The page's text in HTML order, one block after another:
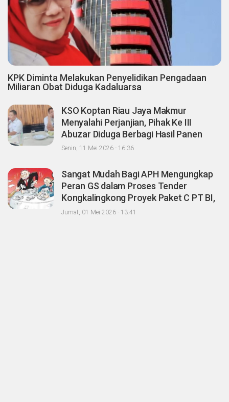
KPK Diminta Melakukan Penyelidikan Pengadaan
Miliaran Obat Diduga Kadaluarsa
KSO Koptan Riau Jaya Makmur
Menyalahi Perjanjian, Pihak Ke III
Abuzar Diduga Berbagi Hasil Panen
Sawit dengan Oknum Agrinas
Senin, 11 Mei 2026 - 16:36
Sangat Mudah Bagi APH Mengungkap
Peran GS dalam Proses Tender
Kongkalingkong Proyek Paket C PT BI,
CERI; Tinggal Niatnya Aja?
Jumat, 01 Mei 2026 - 13:41